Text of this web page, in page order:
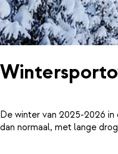
De winter van 2025-2026
dan normaal, met lange